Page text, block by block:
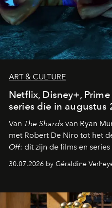
ART & CULTURE
Netflix, Disney+,
series die in augustus
Van The Shards van Ryan
met Robert De Niro tot het
Off: dit zijn de films en
30.07.2026 by Géraldine